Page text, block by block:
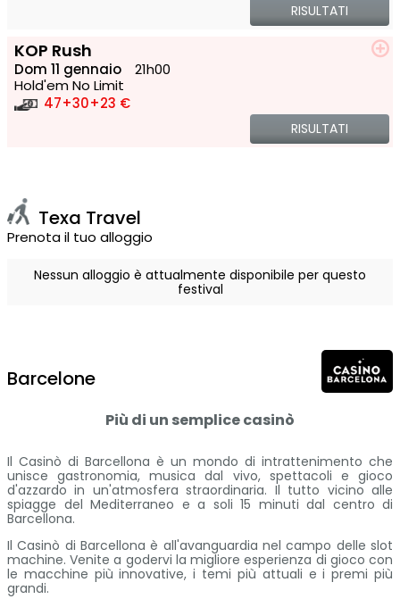
RISULTATI
Dom 11 gennaio 21h00
KOP Rush
Hold'em No Limit
47+30+23 €
RISULTATI
Texa Travel
Prenota il tuo alloggio
Nessun alloggio è attualmente disponibile per questo
festival
Barcelone
Più di un semplice casinò
Il Casinò di Barcellona è un mondo di intrattenimento che
unisce gastronomia, musica dal vivo, spettacoli e gioco
d'azzardo in un'atmosfera straordinaria. Il tutto vicino alle
spiagge del Mediterraneo e a soli 15 minuti dal centro di
Barcellona.
Il Casinò di Barcellona è all'avanguardia nel campo delle slot
machine. Venite a godervi la migliore esperienza di gioco con
le macchine più innovative, i temi più attuali e i premi più
grandi.